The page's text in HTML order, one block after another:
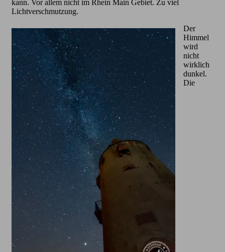
kann. Vor allem nicht im Rhein Main Gebiet. Zu viel
Lichtverschmutzung.
Der
Himmel
wird
nicht
wirklich
dunkel.
Die